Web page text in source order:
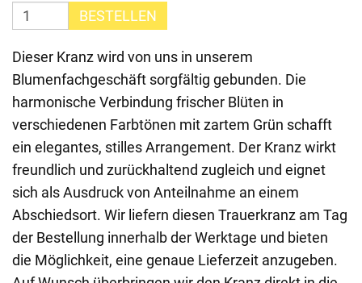
BESTELLEN
Dieser Kranz wird von uns in unserem
Blumenfachgeschäft sorgfältig gebunden. Die
harmonische Verbindung frischer Blüten in
verschiedenen Farbtönen mit zartem Grün schafft
ein elegantes, stilles Arrangement. Der Kranz wirkt
freundlich und zurückhaltend zugleich und eignet
sich als Ausdruck von Anteilnahme an einem
Abschiedsort. Wir liefern diesen Trauerkranz am Tag
der Bestellung innerhalb der Werktage und bieten
die Möglichkeit, eine genaue Lieferzeit anzugeben.